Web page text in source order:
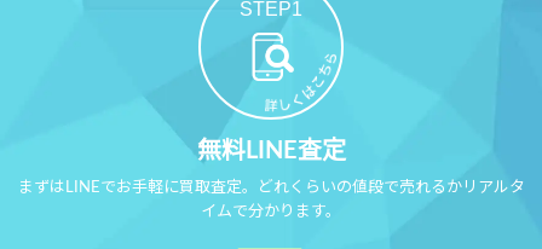
STEP1
無料LINE査定
まずはLINEでお手軽に買取査定。どれくらいの値段で売れるかリアルタ
イムで分かります。